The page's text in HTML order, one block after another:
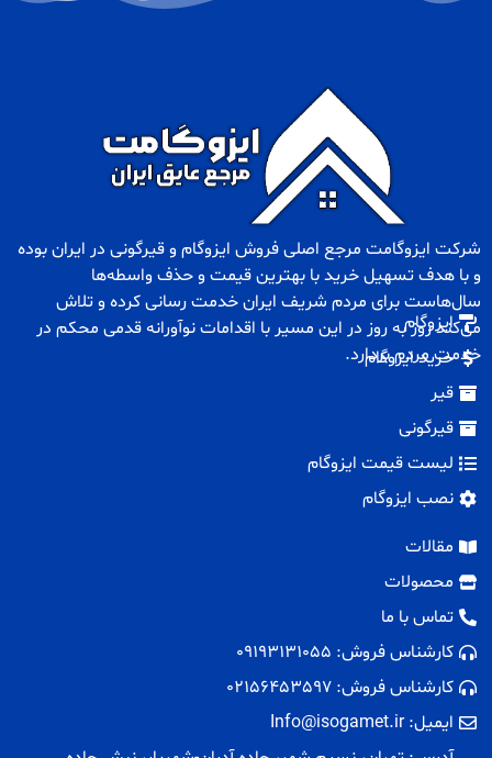
شرکت ایزوگامت مرجع اصلی فروش ایزوگام وقیرگونی در ایران بوده
و با هدف تسهیل خرید با بهترین قیمت و حذف واسطه‌ها
سال‌هاست برای مردم شریف ایران خدمت رسانی کرده و تلاش
می‌کند روز به روز در این مسیر با اقدامات نوآورانه قدمی محکم در
خدمت مردم بردارد.
ایزوگام
خرید ایزوگام
قیر
قیرگونی
لیست قیمت ایزوگام
نصب ایزوگام
مقالات
محصولات
تماس با ما
کارشناس فروش: 09193131055
کارشناس فروش: 02156453597
ایمیل: Info@isogamet.ir